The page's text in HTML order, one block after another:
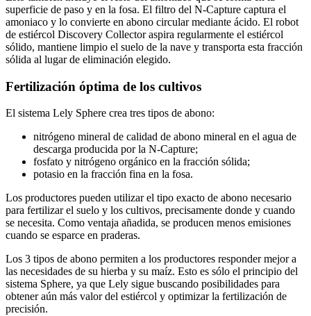
superficie de paso y en la fosa. El filtro del N-Capture captura el
amoniaco y lo convierte en abono circular mediante ácido. El robot
de estiércol Discovery Collector aspira regularmente el estiércol
sólido, mantiene limpio el suelo de la nave y transporta esta fracción
sólida al lugar de eliminación elegido.
Fertilización óptima de los cultivos
El sistema Lely Sphere crea tres tipos de abono:
nitrógeno mineral de calidad de abono mineral en el agua de
descarga producida por la N-Capture;
fosfato y nitrógeno orgánico en la fracción sólida;
potasio en la fracción fina en la fosa.
Los productores pueden utilizar el tipo exacto de abono necesario
para fertilizar el suelo y los cultivos, precisamente donde y cuando
se necesita. Como ventaja añadida, se producen menos emisiones
cuando se esparce en praderas.
Los 3 tipos de abono permiten a los productores responder mejor a
las necesidades de su hierba y su maíz. Esto es sólo el principio del
sistema Sphere, ya que Lely sigue buscando posibilidades para
obtener aún más valor del estiércol y optimizar la fertilización de
precisión.